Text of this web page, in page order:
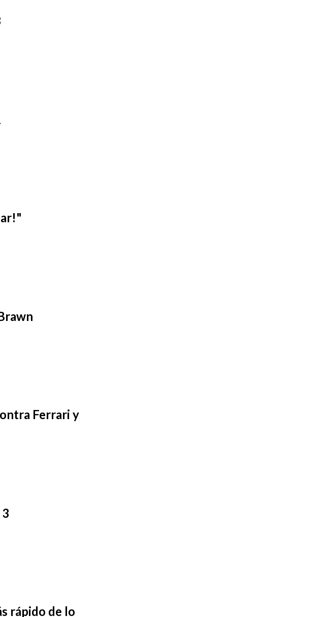
Ferrari y
rápido de lo